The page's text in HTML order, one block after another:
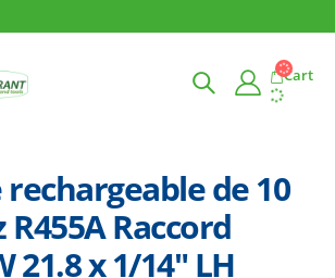
Cart
de 10
R455A Raccord
21.8 x 1/14″ LH